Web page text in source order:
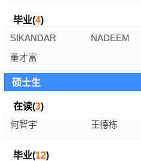
毕业(4)
SIKANDAR
IQBAL
NADEEM
董才富
硕士生
在读(3)
何智宇
王德栋
毕业(12)